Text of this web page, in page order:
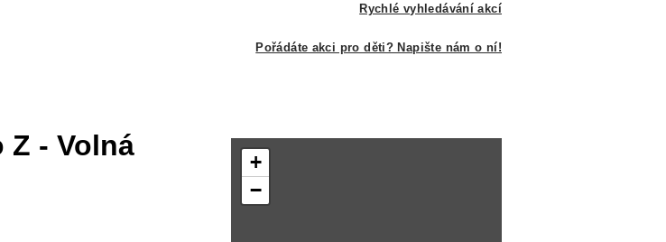
Rychlé vyhledávání akcí
Pořádáte akci pro děti? Napište nám o ní!
Z - Volná
+
−